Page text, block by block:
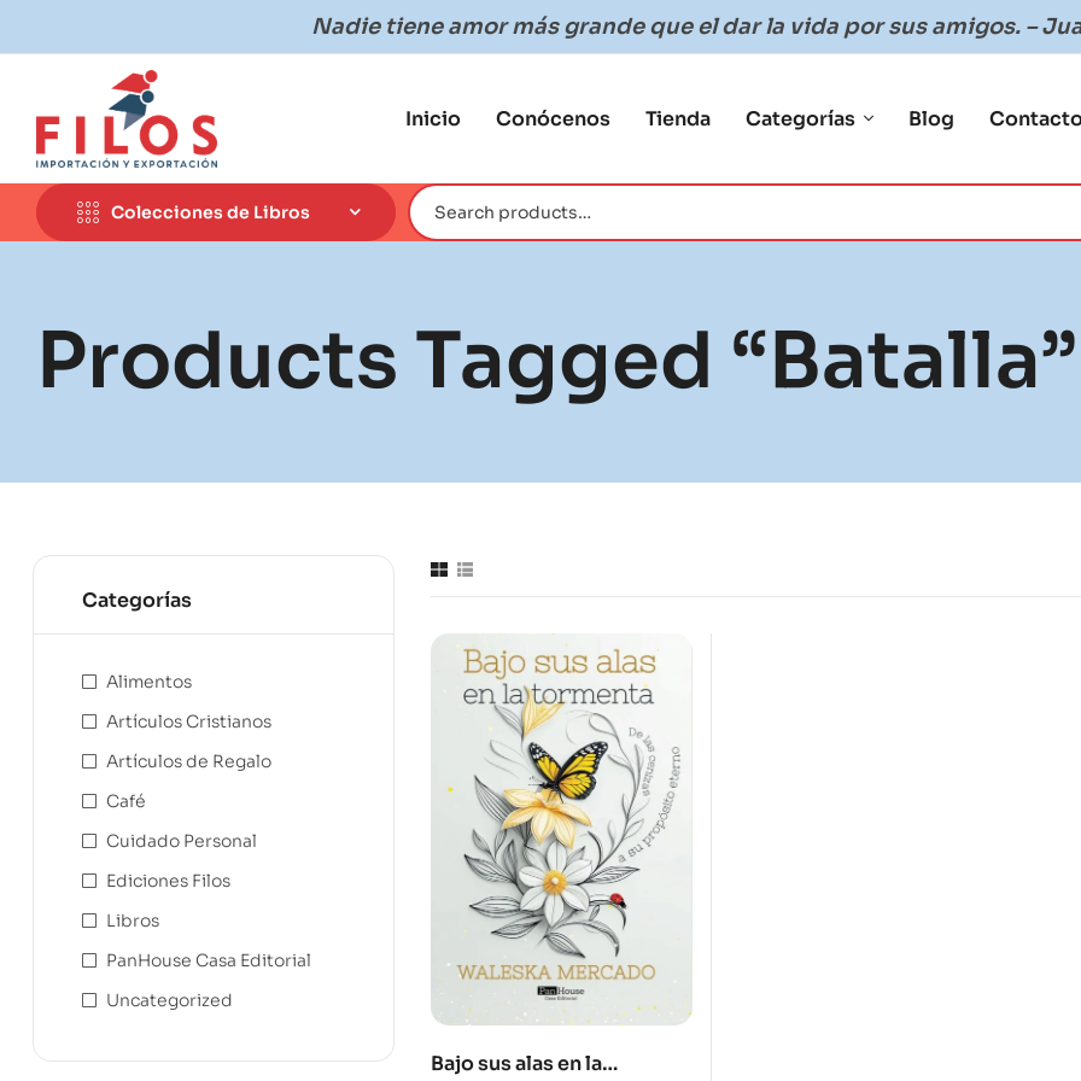
Nadie tiene amor más grande que el dar la vida por sus amigos. –
Inicio Conócenos Tienda Categorías Blog
Colecciones de Libros
Products Tagged “batalla”
Bajo sus alas en la
Categorías
Alimentos
Artículos Cristianos
Artículos de Regalo
Café
Cuidado Personal
Ediciones Filos
Libros
PanHouse Casa Editorial
Uncategorized